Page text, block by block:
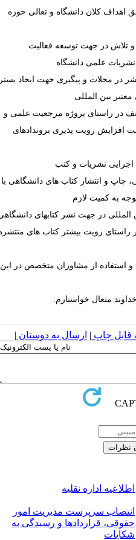
کلان دانشگاه و تعالی حوزه
در مجلات و پیگیری جهت ایجاد بستر
بین المللی
در راستای پروژه مرجعیت علمی و
افزایش رویت پذیری بروندادهای
چاپ و انتشار کتاب های دانشگاهی با
به کمیت لازم
در جهت نشر کتابهای دانشگاهی
رویت بیشتر کتاب های منتشره
و استفاده از مشاوران متخصص در این
متعال خواستارم.
چاپ| ارسال به دوستان|
اطلاعیه اداره نقلیه
انتصاب سرپرست مدیریت امور
حقوقی، قراردادها و رسیدگی به
شکایات